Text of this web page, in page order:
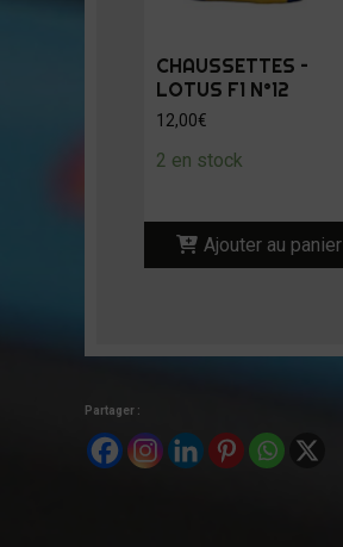
CHAUSSETTES –
LOTUS F1 N°12
12,00€
2 en stock
Ajouter au panier
Partager :